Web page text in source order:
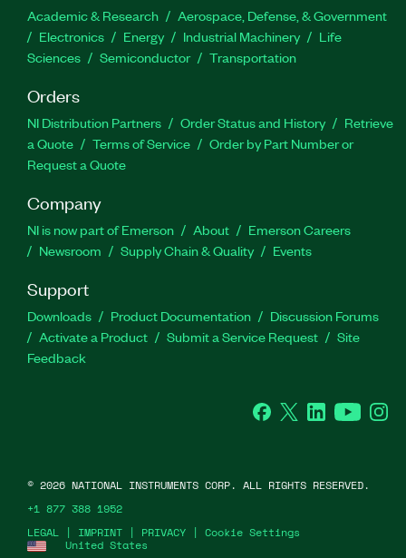
Academic & Research
Aerospace, Defense, & Government
Electronics
Energy Industrial Machinery
Life
Sciences
Semiconductor Transportation
Orders
NI Distribution Partners Order Status and History
Retrieve
a Quote
Terms of Service
Order by Part Number or
Request a Quote
Company
NI is now part of Emerson About
Emerson Careers
Newsroom
Supply Chain & Quality Events
Support
Downloads Product Documentation
Discussion Forums
Activate a Product
Submit a Service Request
Site
Feedback
Facebook
Twitter LinkedInYouTube
United States
LEGAL | IMPRINT | PRIVACY | Cookie Settings
© 2026 NATIONAL INSTRUMENTS CORP. ALL RIGHTS RESERVED.
+1 877 388 1952